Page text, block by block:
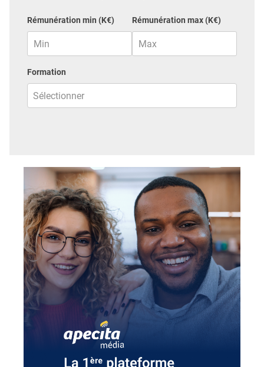
Rémunération min (K€) Rémunération max (K€)
Formation